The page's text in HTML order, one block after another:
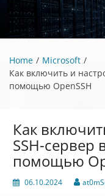
Home
Microsoft
Как включить и
помощью OpenSSH
Как
SSH-сервер
помощью
06.10.2024